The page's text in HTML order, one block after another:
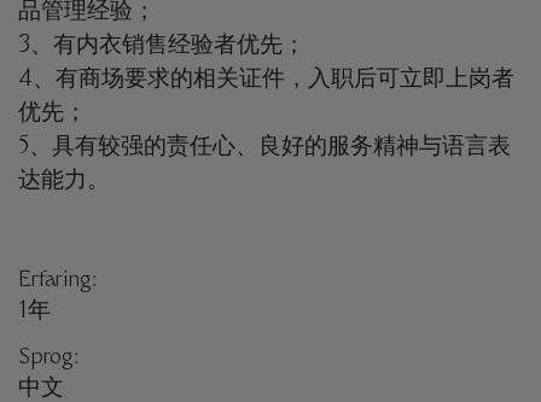
品管理经验；
3、有内衣销售经验者优先；
4、有商场要求的相关证件，入职后可立即上岗者
优先；
5、具有较强的责任心、良好的服务精神与语言表
达能力。
Erfaring:
1年
Sprog:
中文